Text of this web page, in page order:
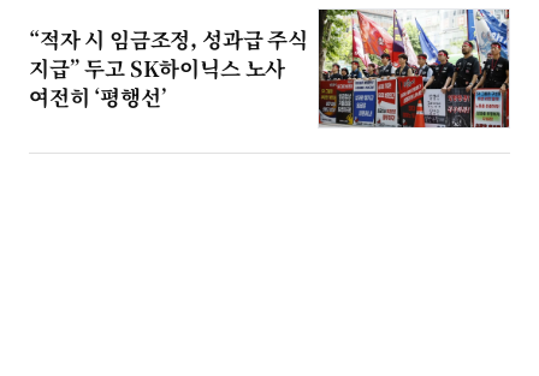
“적자 시 임금조정, 성과급 주식
지급” 두고 SK하이닉스 노사
여전히 ‘평행선’